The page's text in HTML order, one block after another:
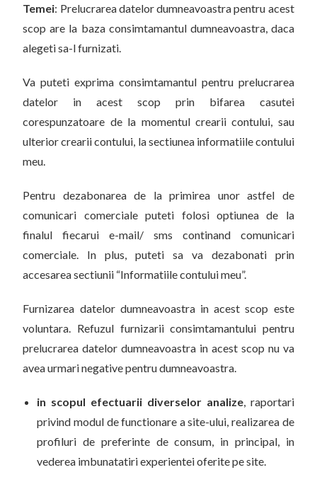
Temei: Prelucrarea datelor dumneavoastra pentru acest
scop are la baza consimtamantul dumneavoastra, daca
alegeti sa-l furnizati.
Va puteti exprima consimtamantul pentru prelucrarea
datelor in acest scop prin bifarea casutei
corespunzatoare de la momentul crearii contului, sau
ulterior crearii contului, la sectiunea informatiile contului
meu.
Pentru dezabonarea de la primirea unor astfel de
comunicari comerciale puteti folosi optiunea de la
finalul fiecarui e-mail/ sms continand comunicari
comerciale. In plus, puteti sa va dezabonati prin
accesarea sectiunii “Informatiile contului meu”.
Furnizarea datelor dumneavoastra in acest scop este
voluntara. Refuzul furnizarii consimtamantului pentru
prelucrarea datelor dumneavoastra in acest scop nu va
avea urmari negative pentru dumneavoastra.
in scopul efectuarii diverselor analize, raportari
privind modul de functionare a site-ului, realizarea de
profiluri de preferinte de consum, in principal, in
vederea imbunatatiri experientei oferite pe site.